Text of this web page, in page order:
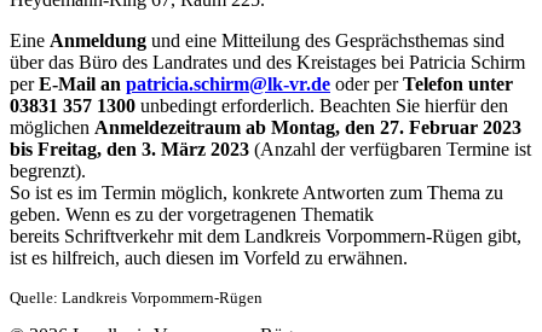
Eine Anmeldung und eine Mitteilung des Gesprächsthemas sind
über das Büro des Landrates und des Kreistages bei Patricia Schirm
perE-Mail an patricia.schirm@lk-vr.de oder perTelefon unter
03831 357 1300 unbedingt erforderlich. Beachten Sie hierfür den
möglichen Anmeldezeitraum ab Montag, den 27. Februar 2023
bis Freitag, den 3. März 2023 (Anzahl der verfügbaren Termine ist
begrenzt).
So ist es im Termin möglich, konkrete Antworten zum Thema zu
geben. Wenn es zu der vorgetragenen Thematik
bereits Schriftverkehr mit dem Landkreis Vorpommern-Rügen gibt,
ist es hilfreich, auch diesen im Vorfeld zu erwähnen.
Quelle: Landkreis Vorpommern-Rügen